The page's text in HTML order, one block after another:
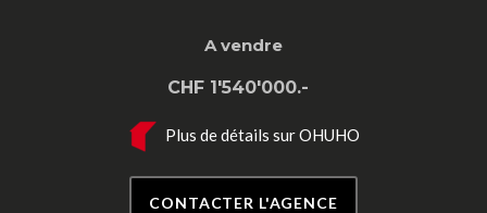
A vendre
CHF 1'540'000.-
Plus de détails sur OHUHO
CONTACTER L'AGENCE